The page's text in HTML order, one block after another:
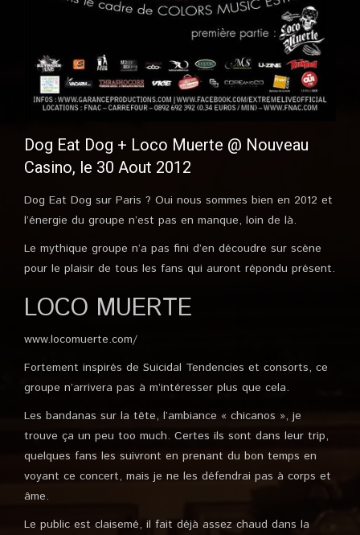
Dog Eat Dog + Loco Muerte @ Nouveau
Casino, le 30 Aout 2012
Dog Eat Dog sur Paris ? Oui nous sommes bien en 2012 et
l’énergie du groupe n’est pas en manque, loin de là.
Le mythique groupe n’a pas fini d’en découdre sur scène
pour le plaisir de tous les fans qui auront répondu présent.
LOCO MUERTE
www.locomuerte.com/
Fortement inspirés de Suicidal Tendencies et consorts, ce
groupe n’arrivera pas à m’intéresser plus que cela.
Les bandanas sur la tête, l’ambiance « chicanos », je
trouve ça un peu too much. Certes ils sont dans leur trip,
quelques fans les suivront en prenant du bon temps en
voyant ce concert, mais je ne les défendrai pas à corps et
âme.
Le public est claisemé, il fait déjà assez chaud dans la